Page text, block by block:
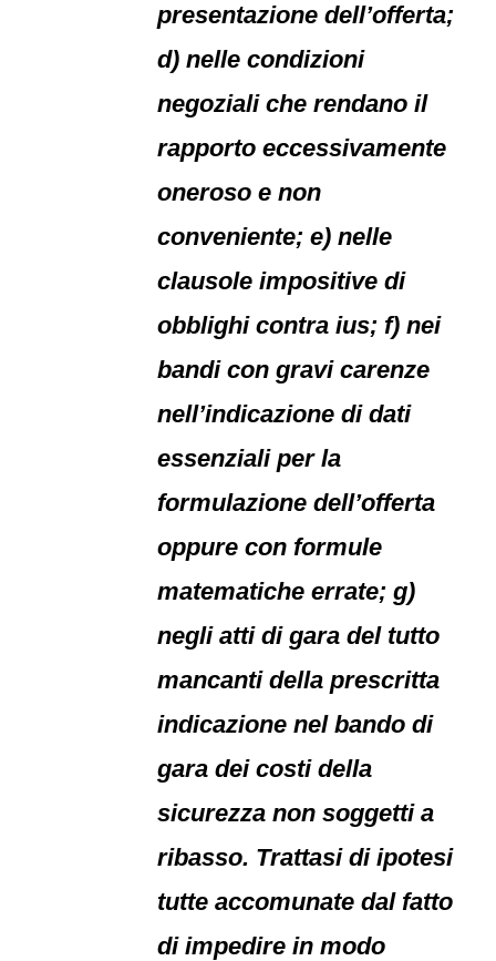
presentazione dell’offerta;
d) nelle condizioni
negoziali che rendano il
rapporto eccessivamente
oneroso e non
conveniente; e) nelle
clausole impositive di
obblighi contra ius; f) nei
bandi con gravi carenze
nell’indicazione di dati
essenziali per la
formulazione dell’offerta
oppure con formule
matematiche errate; g)
negli atti di gara del tutto
mancanti della prescritta
indicazione nel bando di
gara dei costi della
sicurezza non soggetti a
ribasso. Trattasi di ipotesi
tutte accomunate dal fatto
di impedire in modo